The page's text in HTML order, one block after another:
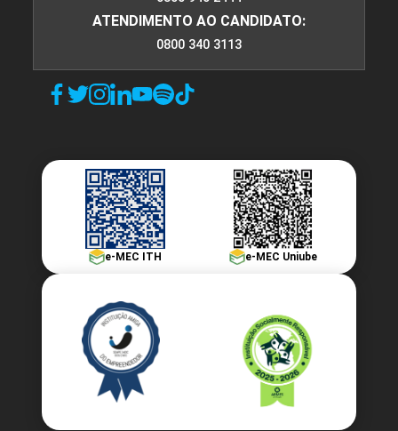
ATENDIMENTO AO CANDIDATO:
0800 340 3113
e-MEC ITH e-MEC Uniube